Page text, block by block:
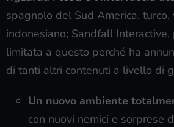
spagnolo del Sud America,
indonesiano; Sandfall Interactive,
limitata a questo perché ha
di tanti altri contenuti a livello di
Un nuovo ambiente
con nuovi nemici e sorprese